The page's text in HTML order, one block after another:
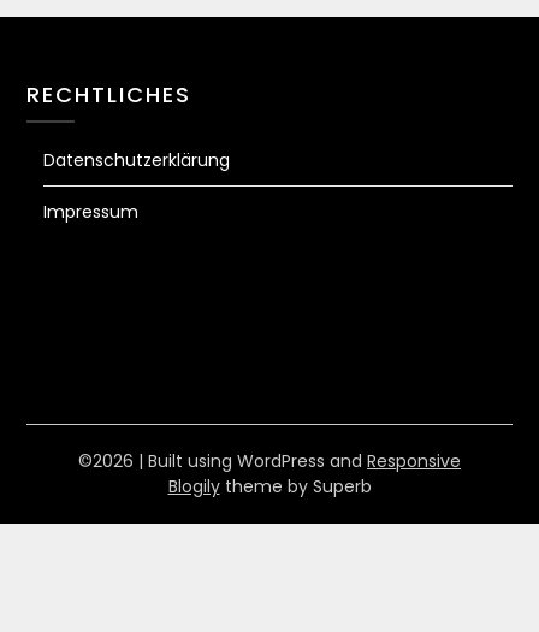
RECHTLICHES
Datenschutzerklärung
Impressum
©2026 | Built using WordPress and Responsive
Blogilytheme by Superb